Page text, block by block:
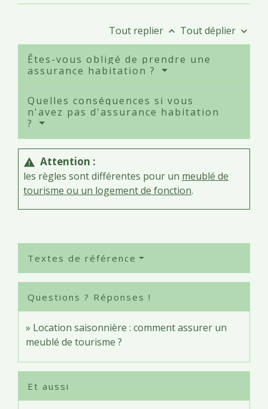
Tout replier keyboard_arrow_up Tout déplier keyboard_arrow_down
Êtes-vous obligé de prendre une
assurance habitation ?
Quelles conséquences si vous
n'avez pas d'assurance habitation
?
warning Attention :
les règles sont différentes pour un meublé de
tourisme ou un logement de fonction.
Textes de référence
Questions ? Réponses !
Location saisonnière : comment assurer un
meublé de tourisme ?
Et aussi